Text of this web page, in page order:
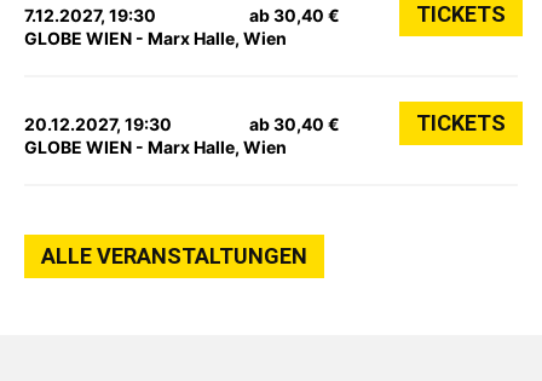
7.12.2027, 19:30
GLOBE WIEN - Marx Halle, Wien
ab 30,40 € TICKETS
20.12.2027, 19:30
GLOBE WIEN - Marx Halle, Wien
ab 30,40 € TICKETS
ALLE VERANSTALTUNGEN